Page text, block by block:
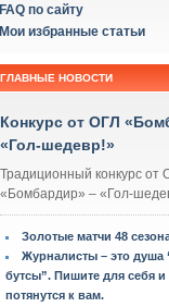
FAQ по сайту
Мои избранные статьи
ГЛАВНЫЕ НОВОСТИ
Конкурс от ОГЛ
«Гол-шедевр!»
Традиционный конкурс от
«Бомбардир» – «Гол-
Золотые матчи 48
Журналисты – это душа
бутсы”. Пишите для себя
потянутся к вам.